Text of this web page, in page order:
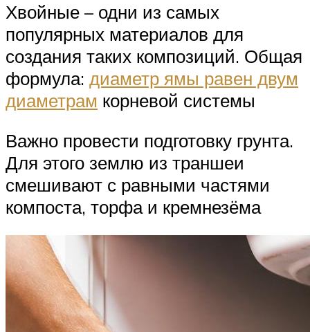
Хвойные – одни из самых
популярных материалов для
создания таких композиций. Общая
формула: диаметр ямы равен двум
диаметрам корневой системы
Важно провести подготовку грунта.
Для этого землю из траншеи
смешивают с равными частями
компоста, торфа и кремнезёма